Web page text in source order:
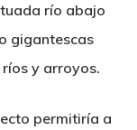
río abajo
gigantescas
y arroyos.
permitiría a